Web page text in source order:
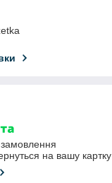
на вашу картку